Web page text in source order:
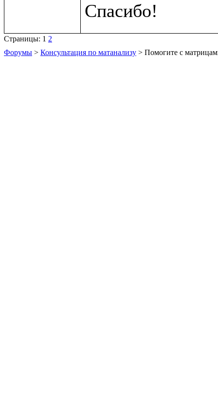
Страницы: 1 2
Форумы > Консультация по матанализу > Помогите с